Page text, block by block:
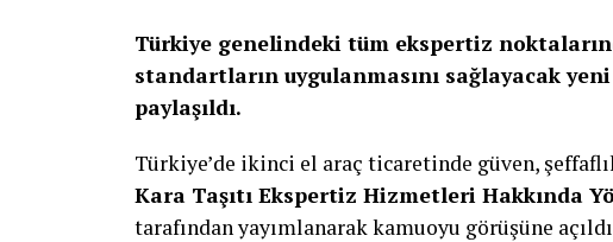
bina sistemlerini tek bir standart altında bir araya
geleceğe hazır binaların yaygınlaşmasına katkı
kullandı.
ABB, güçlü KNX portföyü, açık standart
binalardan otellere, hastanelerden eğitim
tesislere kadar çok farklı uygulama alanlarında
Türkiye genelindeki tüm ekspertiz
standartların uygulanmasını sağlayacak
paylaşıldı.
Türkiye’de ikinci el araç ticaretinde güven,
Kara Taşıtı Ekspertiz Hizmetleri Hakkında
tarafından yayımlanarak kamuoyu görüşüne